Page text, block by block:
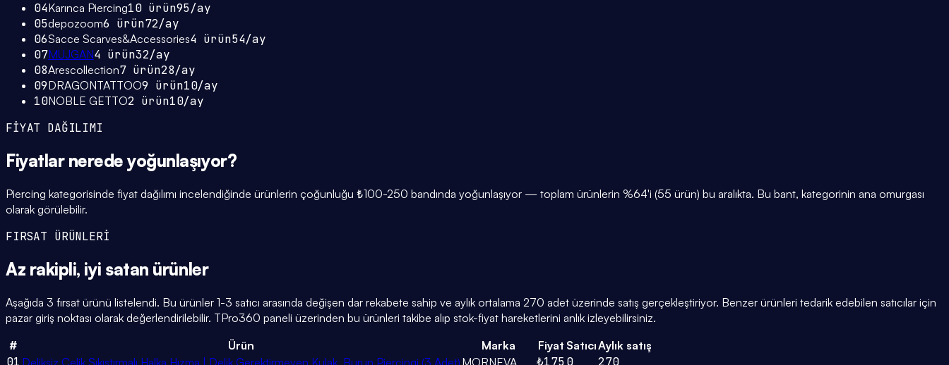
04Karınca Piercing10ürün95/ay
05depozoom6 ürün72/ay
06Sacce Scarves&Accessories4 ürün54/ay
07MUJGAN4 ürün32/ay
08Arescollection7ürün28/ay
09DRAGONTATTOO9 ürün10/ay
10NOBLE GETTO2 ürün10/ay
FİYAT DAĞILIMI
Fiyatlar nerede yoğunlaşıyor?
Piercing kategorisinde fiyat dağılımı incelendiğinde ürünlerin çoğunluğu ₺100-250 bandında yoğunlaşıyor — toplam ürünlerin %64'i (55 ürün) bu aralıkta. Bu bant, kategorinin ana omurgası
olarak görülebilir.
FIRSAT ÜRÜNLERİ
Az rakipli, iyi satan ürünler
Aşağıda 3 fırsat ürünü listelendi. Bu ürünler 1-3 satıcı arasında değişen dar rekabete sahip ve aylık ortalama 270 adet üzerinde satış gerçekleştiriyor. Benzer ürünleri tedarik edebilen satıcılar için
pazar giriş noktası olarak değerlendirilebilir. TPro360 paneli üzerinden bu ürünleri takibe alıp stok-fiyat hareketlerini anlık izleyebilirsiniz.
#
Ürün Marka Fiyat SatıcıAylık satış
01 Deliksiz Çelik Sıkıştırmalı Halka Hızma | Delik Gerektirmeyen Kulak, Burun Piercingi (3 Adet) MORNEVA ₺1750 270